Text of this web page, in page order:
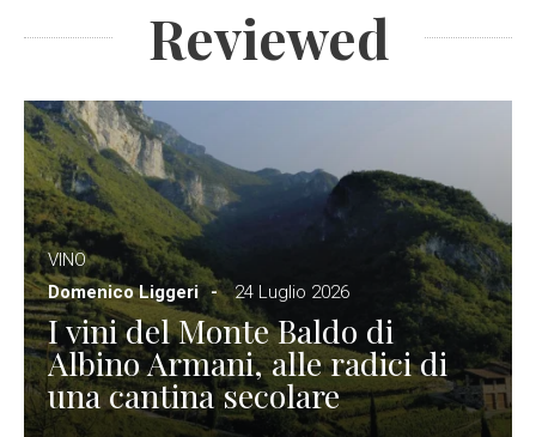
Reviewed
VINO
Domenico Liggeri
24 Luglio 2026
I vini del Monte Baldo di
Albino Armani, alle radici di
una cantina secolare